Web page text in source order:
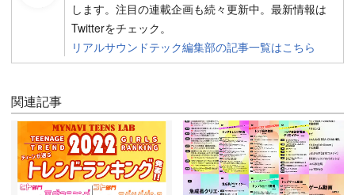
します。注目の連載企画も続々更新中。最新情報は
Twitterをチェック。
リアルサウンドテック編集部の記事一覧はこちら
関連記事